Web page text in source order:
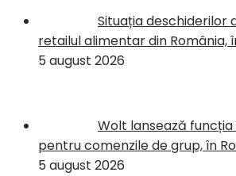
Situația deschiderilor
retailul alimentar din România,
5 august 2026
Wolt lansează
pentru comenzile de grup, în
5 august 2026